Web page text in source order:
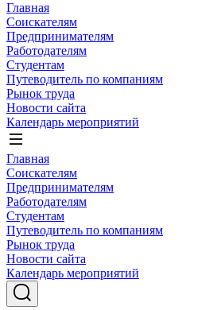
Главная
Соискателям
Предпринимателям
Работодателям
Студентам
Путеводитель по компаниям
Рынок труда
Новости сайта
Календарь мероприятий
Главная
Соискателям
Предпринимателям
Работодателям
Студентам
Путеводитель по компаниям
Рынок труда
Новости сайта
Календарь мероприятий